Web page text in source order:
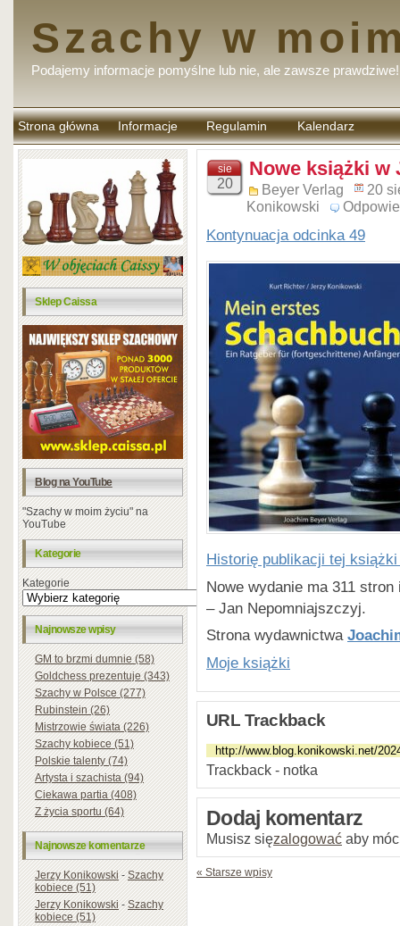
Szachy w
Podajemy informacje pomyślne lub nie, ale zawsze prawdziwe!
Strona główna Informacje Regulamin
komentarzy
Kalendarz
Sklep Caissa
Blog na YouTube
"Szachy w moim życiu" na
YouTube
Kategorie
Kategorie
Najnowsze wpisy
GM to brzmi dumnie (58)
Goldchess prezentuje (343)
Szachy w Polsce (277)
Rubinstein (26)
Mistrzowie świata (226)
Szachy kobiece (51)
Polskie talenty (74)
Artysta i szachista (94)
Ciekawa partia (408)
Z życia sportu (64)
Najnowsze komentarze
Jerzy Konikowski-Szachy
kobiece (51)
Jerzy Konikowski-Szachy
kobiece (51)
sie
20
Nowe książki w
Beyer Verlag
20
Konikowski
Kontynuacja odcinka 49
Historię publikacji tej
Nowe wydanie ma 311 stron
– Jan Nepomniajszczyj.
Strona wydawnictwa
Moje książki
URL Trackback
Trackback - notka
Dodaj komentarz
Musisz sięzalogować aby
« Starsze wpisy